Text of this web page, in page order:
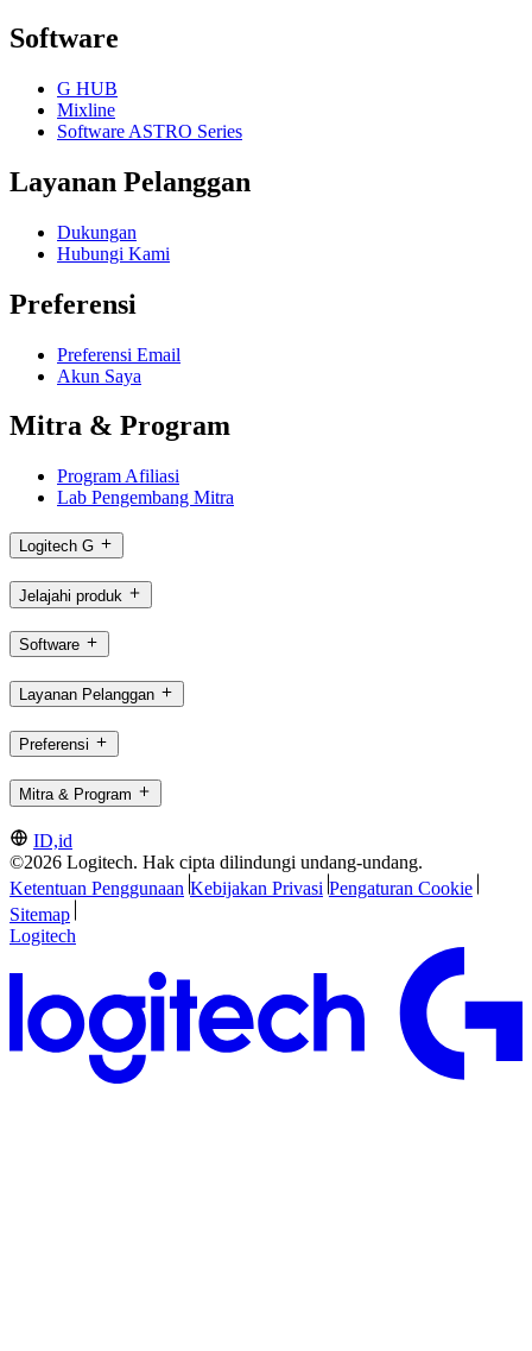
Software
G HUB
Mixline
Software ASTRO Series
Layanan Pelanggan
Dukungan
Hubungi Kami
Preferensi
Preferensi Email
Akun Saya
Mitra & Program
Program Afiliasi
Lab Pengembang Mitra
Logitech G
Jelajahi produk
Software
Layanan Pelanggan
Preferensi
Mitra & Program
ID,id
©2026 Logitech. Hak cipta dilindungi undang-undang.
Ketentuan Penggunaan Kebijakan Privasi Pengaturan Cookie
Sitemap
Logitech